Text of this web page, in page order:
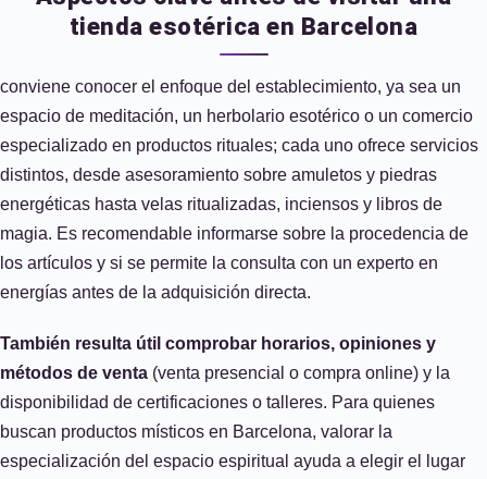
tienda esotérica en Barcelona
conviene conocer el enfoque del establecimiento, ya sea un
espacio de meditación, un herbolario esotérico o un comercio
especializado en productos rituales; cada uno ofrece servicios
distintos, desde asesoramiento sobre amuletos y piedras
energéticas hasta velas ritualizadas, inciensos y libros de
magia. Es recomendable informarse sobre la procedencia de
los artículos y si se permite la consulta con un experto en
energías antes de la adquisición directa.
También resulta útil comprobar horarios, opiniones y
métodos de venta (venta presencial o compra online) y la
disponibilidad de certificaciones o talleres. Para quienes
buscan productos místicos en Barcelona, valorar la
especialización del espacio espiritual ayuda a elegir el lugar